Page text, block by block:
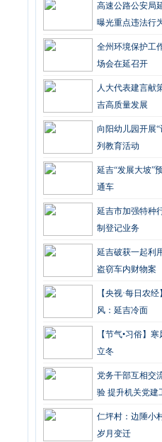
高速公路公安局
曝光重点违法行
第四期）
全州环境保护工
场会在延召开
人大代表建言献
吉高质量发展
向阳幼儿园开展“
列教育活动
延吉“发展大坡”
通车
延吉市加强特种
制登记业务
延吉破获一起利
盗窃车内财物案
【央视·每日农
风：延吉冷面
【节气•习俗】
立冬
党务干部互相交
验 提升机关党建
仁坪村：边陲小
岁月变迁